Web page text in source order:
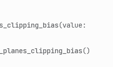
(value:
()